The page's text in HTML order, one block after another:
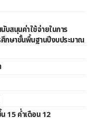
บสนุนค่าใช้จ่ายในการ
กษาขั้นพื้นฐานปีงบประมาณ
15 ค่ำเดือน 12